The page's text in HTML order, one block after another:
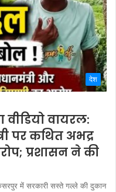
देश
वायरल:
पर कथित अभद्र
प्रशासन ने की
में सरकारी सस्ते गल्ले की दुकान